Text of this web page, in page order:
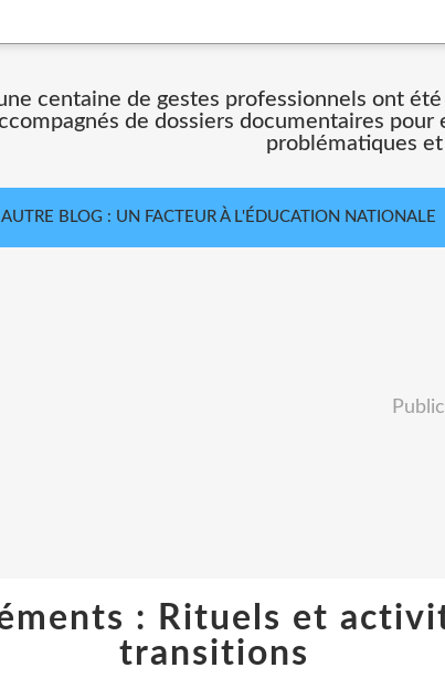
centaine de gestes professionnels ont
de dossiers documentaires
problématiques
BLOG : UN FACTEUR À L'ÉDUCATION NATIONALE
: Rituels et
transitions